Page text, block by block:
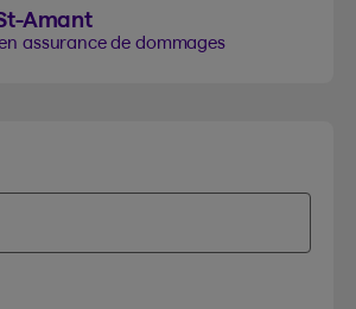
Amant
assurance de dommages